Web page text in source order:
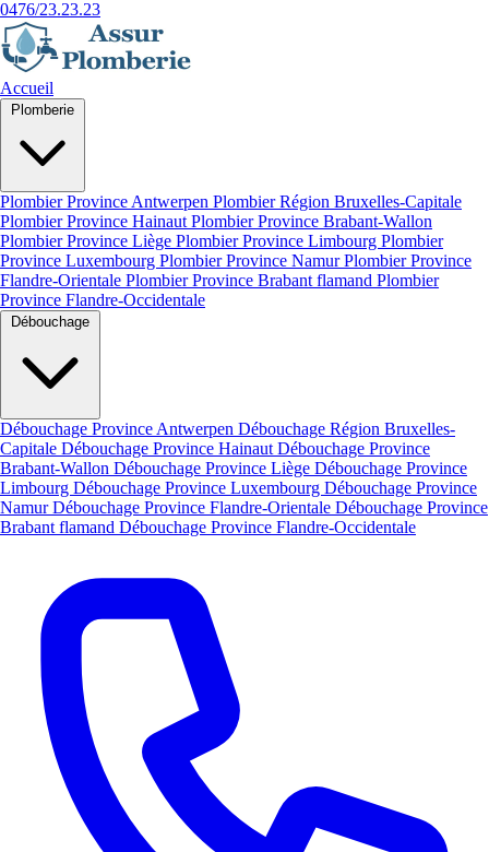
0476/23.23.23
Accueil
Plombier Province Antwerpen Plombier Région Bruxelles-Capitale
Plombier Province Hainaut Plombier Province Brabant-Wallon
Plombier Province Liège Plombier Province Limbourg Plombier
Province Luxembourg Plombier Province NamurPlombier Province
Flandre-Orientale Plombier Province Brabant flamand Plombier
Province Flandre-Occidentale
Débouchage Province Antwerpen Débouchage Région Bruxelles-
Capitale Débouchage Province Hainaut Débouchage Province
Brabant-Wallon Débouchage Province Liège Débouchage Province
Limbourg Débouchage Province Luxembourg Débouchage Province
NamurDébouchage Province Flandre-Orientale Débouchage Province
Brabant flamand Débouchage Province Flandre-Occidentale